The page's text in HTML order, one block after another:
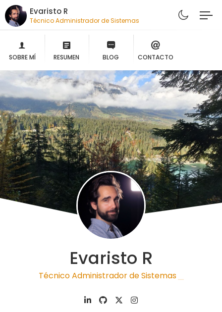
Evaristo R
Técnico Administrador de Sistemas
SOBRE MÍ RESUMEN BLOG CONTACTO
Evaristo R
Técnico Administrador de Sistemas |